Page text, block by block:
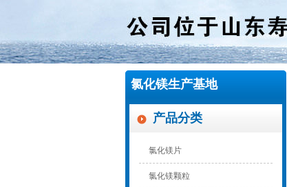
氯化镁生产基地
产品分类
氯化镁片
氯化镁颗粒